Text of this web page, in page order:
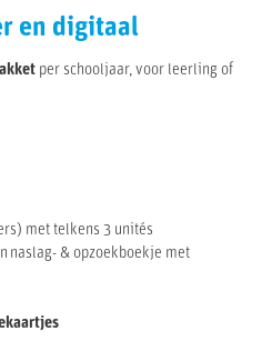
en digitaal
per schooljaar, voor leerling of
met telkens 3 unités
naslag- & opzoekboekje met